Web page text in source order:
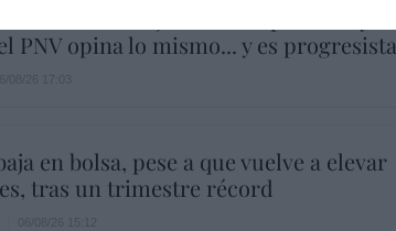
PNV opina lo mismo... y es progresista
en bolsa, pese a que vuelve a elevar
tras un trimestre récord